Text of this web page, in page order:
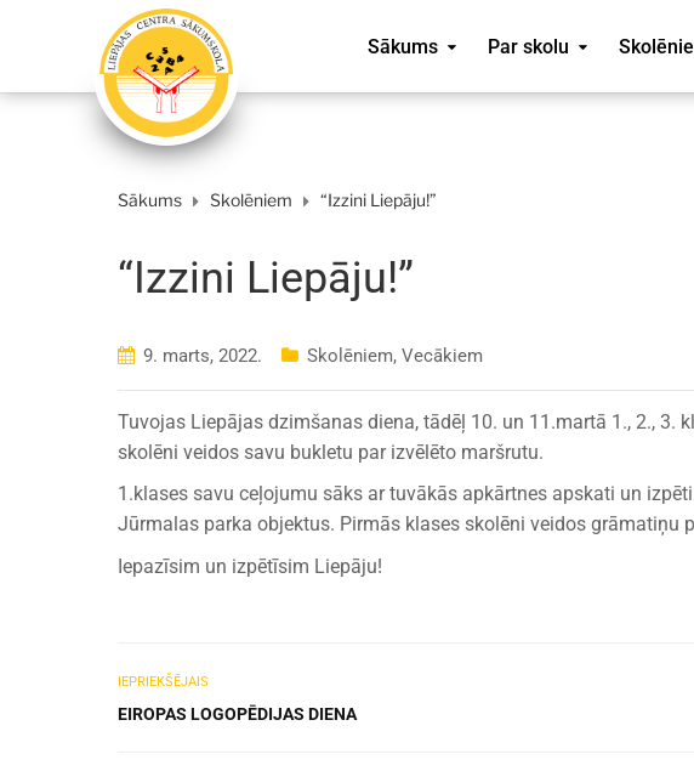
Sākums Par skolu
Sākums Skolēniem “Izzini Liepāju!”
“Izzini Liepāju!”
9. marts, 2022. Skolēniem, Vecākiem
Tuvojas Liepājas dzimšanas diena, tādēļ 10. un 11.martā 1., 2., 3.
skolēni veidos savu bukletu par izvēlēto maršrutu.
1.klases savu ceļojumu sāks ar tuvākās apkārtnes apskati un
Jūrmalas parka objektus. Pirmās klases skolēni veidos grāmatiņu
Iepazīsim un izpētīsim Liepāju!
IEPRIEKŠĒJAIS
EIROPAS LOGOPĒDIJAS DIENA